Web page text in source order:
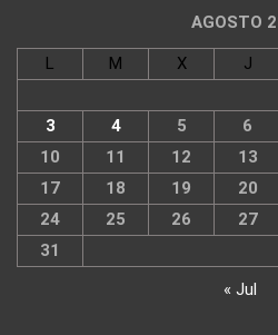
AGOSTO
L M X J
3
4 5 6
10
11 12 13
17
18 19 20
24
25 26 27
31
« Jul